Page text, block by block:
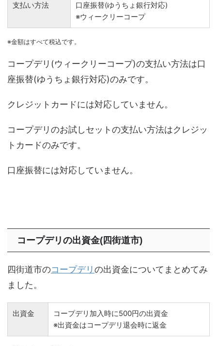
支払い方法
口座振替(ゆうちょ銀行対応)
※ウィークリーコープ
※金額はすべて税込です。
コープデリ(ウィークリーコープ)の支払い方法は口
座振替(ゆうちょ銀行対応)のみです。
クレジットカードには対応していません。
コープデリのお試しセットの支払い方法はクレジッ
トカードのみです。
口座振替には対応していません。
コープデリの出資金(四街道市)
四街道市のコープデリの出資金についてまとめてみ
ました。
出資金
コープデリ加入時に500円の出資金
※出資金はコープデリ退会時に返金